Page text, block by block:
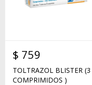
$ 759
TOLTRAZOL BLISTER (3
COMPRIMIDOS )